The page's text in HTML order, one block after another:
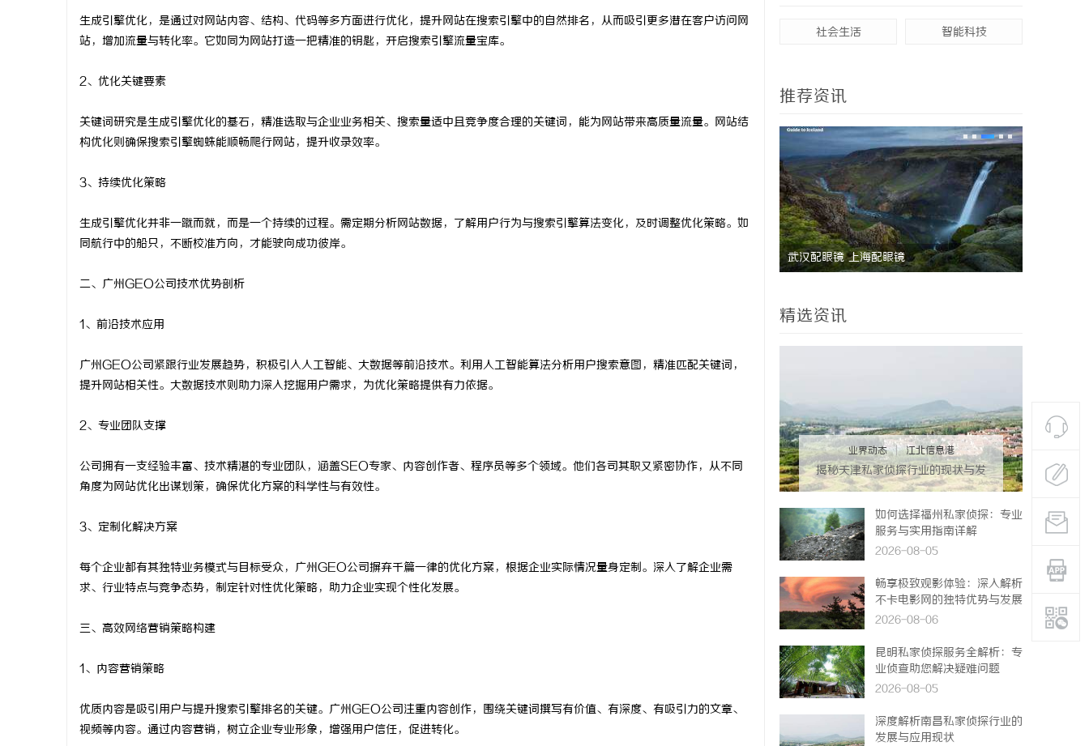
生成引擎优化，是通过对网站内容、结构、代码等多方面进行优化，提升网站在搜索引擎中的自然排名，从而吸引更多潜在客户访问网
站，增加流量与转化率。它如同为网站打造一把精准的钥匙，开启搜索引擎流量宝库。
2、优化关键要素
关键词研究是生成引擎优化的基石，精准选取与企业业务相关、搜索量适中且竞争度合理的关键词，能为网站带来高质量流量。网站结
构优化则确保搜索引擎蜘蛛能顺畅爬行网站，提升收录效率。
3、持续优化策略
生成引擎优化并非一蹴而就，而是一个持续的过程。需定期分析网站数据，了解用户行为与搜索引擎算法变化，及时调整优化策略。如
同航行中的船只，不断校准方向，才能驶向成功彼岸。
二、广州GEO公司技术优势剖析
1、前沿技术应用
广州GEO公司紧跟行业发展趋势，积极引入人工智能、大数据等前沿技术。利用人工智能算法分析用户搜索意图，精准匹配关键词，
提升网站相关性。大数据技术则助力深入挖掘用户需求，为优化策略提供有力依据。
2、专业团队支撑
公司拥有一支经验丰富、技术精湛的专业团队，涵盖SEO专家、内容创作者、程序员等多个领域。他们各司其职又紧密协作，从不同
角度为网站优化出谋划策，确保优化方案的科学性与有效性。
3、定制化解决方案
每个企业都有其独特业务模式与目标受众，广州GEO公司摒弃千篇一律的优化方案，根据企业实际情况量身定制。深入了解企业需
求、行业特点与竞争态势，制定针对性优化策略，助力企业实现个性化发展。
三、高效网络营销策略构建
1、内容营销策略
优质内容是吸引用户与提升搜索引擎排名的关键。广州GEO公司注重内容创作，围绕关键词撰写有价值、有深度、有吸引力的文章、
视频等内容。通过内容营销，树立企业专业形象，增强用户信任，促进转化。
社会生活 智能科技
推荐资讯
武汉配眼镜 上海配眼镜
精选资讯
业界动态 | 江北信息港
揭秘天津私家侦探行业的现状与发
展趋势
如何选择福州私家侦探：专业
服务与实用指南详解
2026-08-05
畅享极致观影体验：深入解析
不卡电影网的独特优势与发展
前景
2026-08-06
昆明私家侦探服务全解析：专
业侦查助您解决疑难问题
2026-08-05
深度解析南昌私家侦探行业的
发展与应用现状